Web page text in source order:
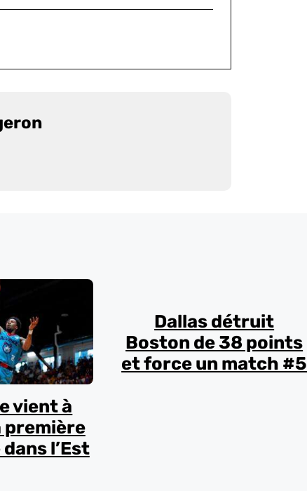
vient à
première
l’Est
Dallas détruit
Boston de 38 points
et force un match #5